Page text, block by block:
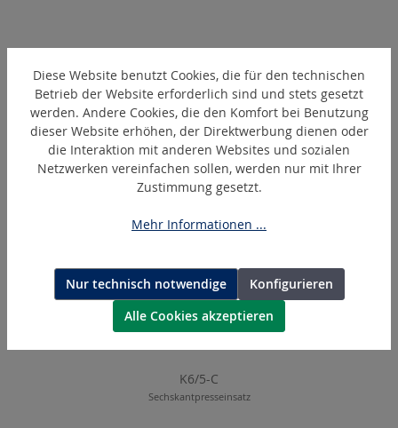
Hand-hydraulisches Presswerkzeug
Produktgalerie überspringen
Ähnliche Artikel
K6/5-C
Sechskantpresseinsatz
Diese Website benutzt Cookies, die für den technischen
Betrieb der Website erforderlich sind und stets gesetzt
werden. Andere Cookies, die den Komfort bei Benutzung
dieser Website erhöhen, der Direktwerbung dienen oder
die Interaktion mit anderen Websites und sozialen
Netzwerken vereinfachen sollen, werden nur mit Ihrer
Zustimmung gesetzt.
Mehr Informationen ...
Nur technisch notwendige
Konfigurieren
Alle Cookies akzeptieren